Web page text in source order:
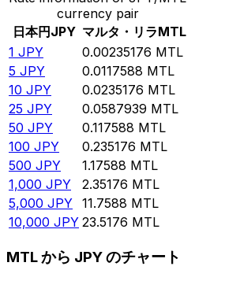
currency pair
日本円JPY マルタ・リラMTL
1 JPY 0.00235176 MTL
5 JPY 0.0117588 MTL
10 JPY 0.0235176 MTL
25 JPY 0.0587939 MTL
50 JPY 0.117588 MTL
100 JPY 0.235176 MTL
500 JPY 1.17588 MTL
1,000 JPY 2.35176 MTL
5,000 JPY 11.7588 MTL
10,000 JPY 23.5176 MTL
MTL から JPY のチャート